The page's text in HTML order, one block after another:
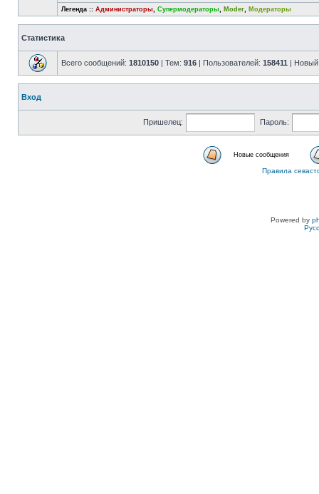
Легенда :: Администраторы, Супермодераторы, Moder, Модераторы
Статистика
Всего сообщений: 1810150 | Тем: 916 | Пользователей: 158411 | Новый
Вход
Пришелец: Пароль:
Новые сообщения
Правила
Powered by